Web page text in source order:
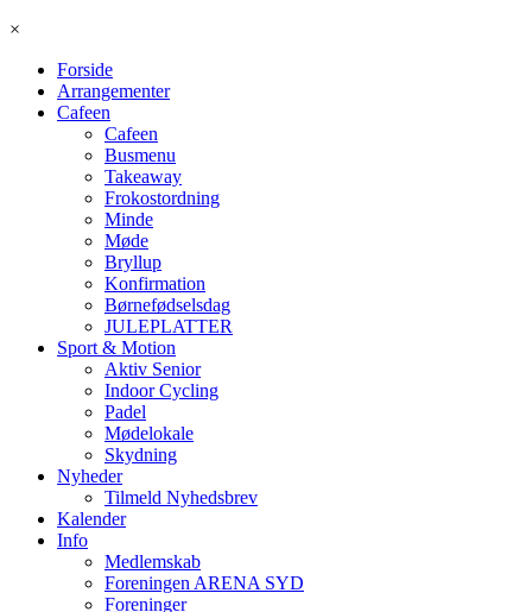
×
Forside
Arrangementer
Cafeen
Cafeen
Busmenu
Takeaway
Frokostordning
Minde
Møde
Bryllup
Konfirmation
Børnefødselsdag
JULEPLATTER
Sport & Motion
Aktiv Senior
Indoor Cycling
Padel
Mødelokale
Skydning
Nyheder
Tilmeld Nyhedsbrev
Kalender
Info
Medlemskab
Foreningen ARENA SYD
Foreninger